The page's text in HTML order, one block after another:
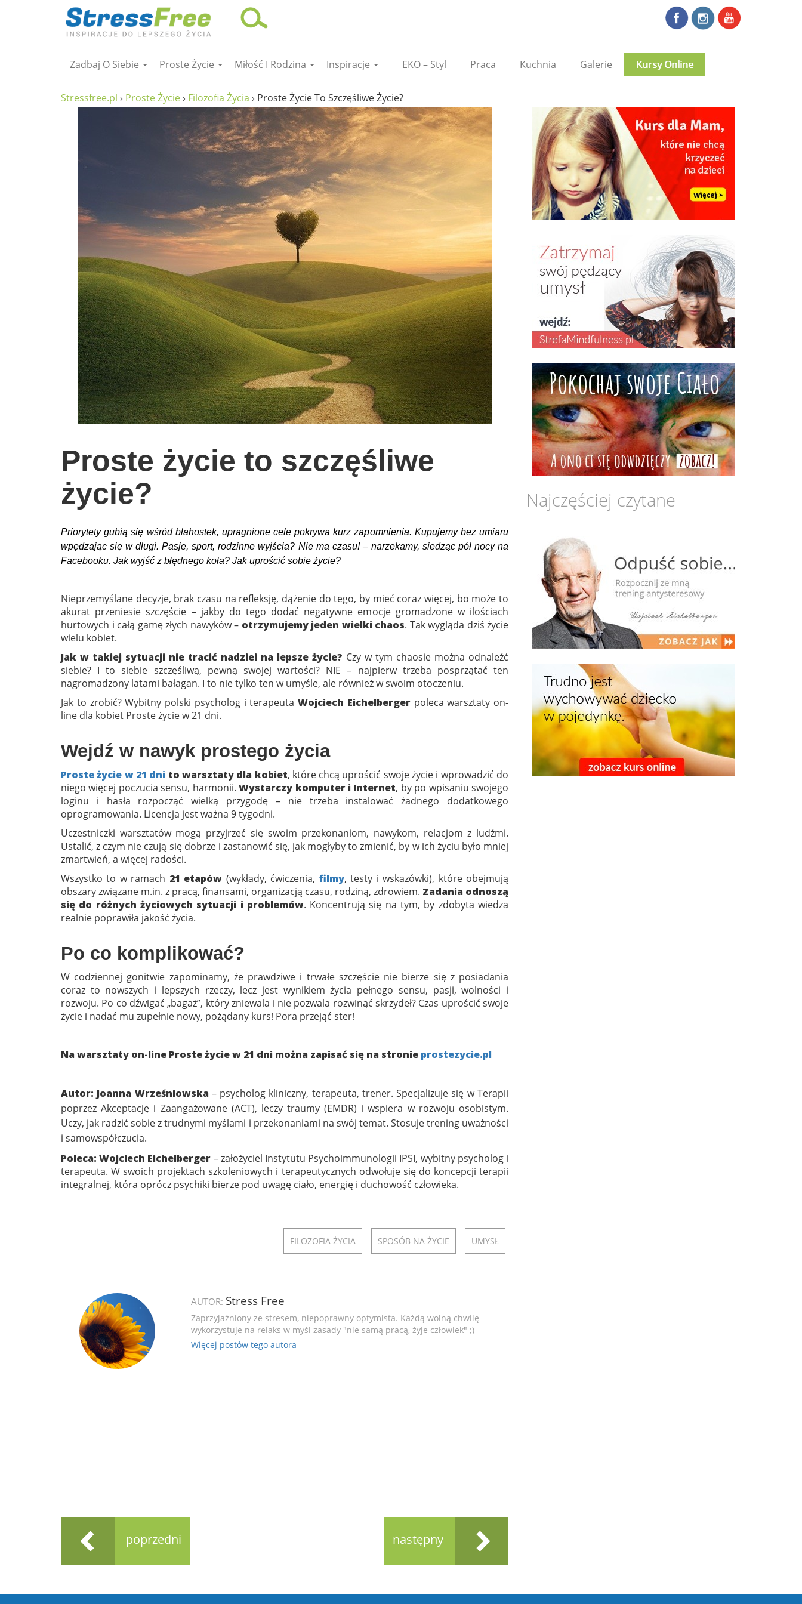
zadbaj o siebie
wolność od stresu
wychowanie dzieci
zabawy dla dzieci
sposób na życie
Zadbaj O Siebie Proste Życie Miłość I Rodzina Inspiracje EKO – Styl Praca Kuchnia Galerie Kursy Online
Stressfree.pl › Proste Życie› Filozofia Życia › Proste Życie To Szczęśliwe Życie?
Proste życie to szczęśliwe
życie?
Priorytety gubią się wśród błahostek, upragnione cele pokrywa kurz zapomnienia. Kupujemy bez umiaru
wpędzając się w długi. Pasje, sport, rodzinne wyjścia? Nie ma czasu! – narzekamy, siedząc pół nocy na
Facebooku. Jak wyjść z błędnego koła? Jak uprościć sobie życie?
Nieprzemyślane decyzje, brak czasu na refleksję, dążenie do tego, by mieć coraz więcej, bo może to
akurat przeniesie szczęście – jakby do tego dodać negatywne emocje gromadzone w ilościach
hurtowych i całą gamę złych nawyków – otrzymujemy jeden wielki chaos. Tak wygląda dziś życie
wielu kobiet.
Jak w takiej sytuacji nie tracić nadziei na lepsze życie? Czy w tym chaosie można odnaleźć
siebie? I to siebie szczęśliwą, pewną swojej wartości? NIE – najpierw trzeba posprzątać ten
nagromadzony latami bałagan. I to nie tylko ten w umyśle, ale również w swoim otoczeniu.
Jak to zrobić? Wybitny polski psycholog i terapeuta Wojciech Eichelbergerpoleca warsztaty on-
line dla kobiet Proste życie w 21 dni.
Wejdź w nawyk prostego życia
Proste życie w 21 dni to warsztaty dla kobiet, które chcą uprościć swoje życie i wprowadzić do
niego więcej poczucia sensu, harmonii.Wystarczy komputer i Internet, by po wpisaniu swojego
loginu i hasła rozpocząć wielką przygodę – nie trzeba instalować żadnego dodatkowego
oprogramowania. Licencja jest ważna 9 tygodni.
Uczestniczki warsztatów mogą przyjrzeć się swoim przekonaniom, nawykom, relacjom z ludźmi.
Ustalić, z czym nie czują się dobrze i zastanowić się, jak mogłyby to zmienić, by w ich życiu było mniej
zmartwień, a więcej radości.
Wszystko to w ramach 21 etapów (wykłady, ćwiczenia, filmy, testy i wskazówki), które obejmują
obszary związane m.in. z pracą, finansami, organizacją czasu, rodziną, zdrowiem. Zadania odnoszą
się do różnych życiowych sytuacji i problemów. Koncentrują się na tym, by zdobyta wiedza
realnie poprawiła jakość życia.
Po co komplikować?
W codziennej gonitwie zapominamy, że prawdziwe i trwałe szczęście nie bierze się z posiadania
coraz to nowszych i lepszych rzeczy, lecz jest wynikiem życia pełnego sensu, pasji, wolności i
rozwoju. Po co dźwigać „bagaż”, który zniewala i nie pozwala rozwinąć skrzydeł? Czas uprościć swoje
życie i nadać mu zupełnie nowy, pożądany kurs! Pora przejąć ster!
Na warsztaty on-line Proste życie w 21 dni można zapisać się na stronie prostezycie.pl
Autor: Joanna Wrześniowska – psycholog kliniczny, terapeuta, trener. Specjalizuje się w Terapii
poprzez Akceptację i Zaangażowane (ACT), leczy traumy (EMDR) i wspiera w rozwoju osobistym.
Uczy, jak radzić sobie z trudnymi myślami i przekonaniami na swój temat. Stosuje trening uważności
i samowspółczucia.
Poleca:Wojciech Eichelberger – założyciel Instytutu Psychoimmunologii IPSI, wybitny psycholog i
terapeuta. W swoich projektach szkoleniowych i terapeutycznych odwołuje się do koncepcji terapii
integralnej, która oprócz psychiki bierze pod uwagę ciało, energię i duchowość człowieka.
FILOZOFIA ŻYCIA SPOSÓB NA ŻYCIE UMYSŁ
AUTOR: Stress Free
Zaprzyjaźniony ze stresem, niepoprawny optymista. Każdą wolną chwilę
wykorzystuje na relaks w myśl zasady "nie samą pracą, żyje człowiek" ;)
Więcej postów tego autora
poprzedni następny
Najczęściej czytane